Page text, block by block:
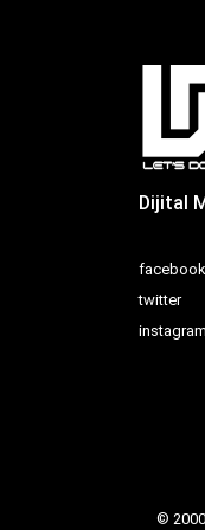
Dijital
facebook
twitter
instagram
© 2000